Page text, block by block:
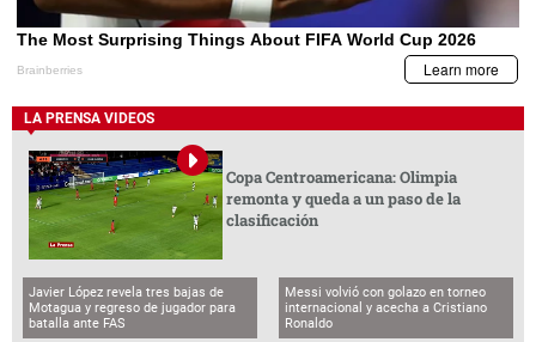
LA PRENSA VIDEOS
Copa Centroamericana: Olimpia
remonta y queda a un paso de la
clasificación
Javier López revela tres bajas de
Motagua y regreso de jugador para
batalla ante FAS
Messi volvió con golazo en torneo
internacional y acecha a Cristiano
Ronaldo